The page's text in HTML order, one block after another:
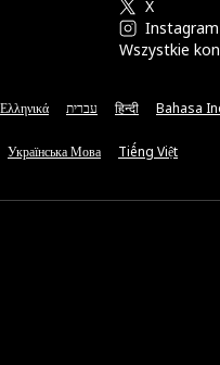
X
Instagram
Wszystkie
Ελληνικά עברית हिन्दी Bahasa
Українська Мова Tiếng Việt